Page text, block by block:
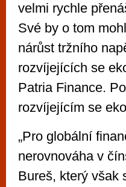
velmi rychle
Své by o tom
nárůst tržního
rozvíjejících se
Patria Finance.
rozvíjejícím se
„Pro globální
nerovnováha v
Bureš, který však